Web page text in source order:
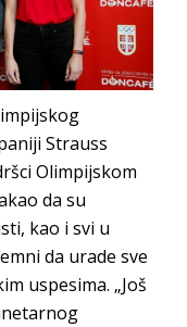
Strauss
Olimpijskom
da su
kao i svi u
da urade sve
uspesima. „Još